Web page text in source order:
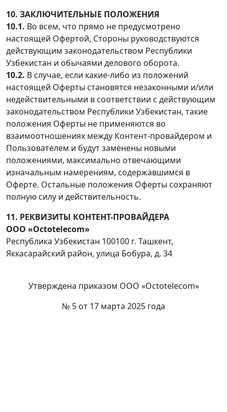
10. ЗАКЛЮЧИТЕЛЬНЫЕ ПОЛОЖЕНИЯ
10.1. Во всем, что прямо не предусмотрено
настоящей Офертой, Стороны руководствуются
действующим законодательством Республики
Узбекистан и обычаями делового оборота.
10.2. В случае, если какие-либо из положений
настоящей Оферты становятся незаконными и/или
недействительными в соответствии с действующим
законодательством Республики Узбекистан, такие
положения Оферты не применяются во
взаимоотношениях между Контент-провайдером и
Пользователем и будут заменены новыми
положениями, максимально отвечающими
изначальным намерениям, содержавшимся в
Оферте. Остальные положения Оферты сохраняют
полную силу и действительность.
11. РЕКВИЗИТЫ КОНТЕНТ-ПРОВАЙДЕРА
ООО «Octotelecom»
Республика Узбекистан 100100 г. Ташкент,
Яккасарайский район, улица Бобура, д. 34
Утверждена приказом ООО «Octotelecom»
№ 5 от 17 марта 2025 года